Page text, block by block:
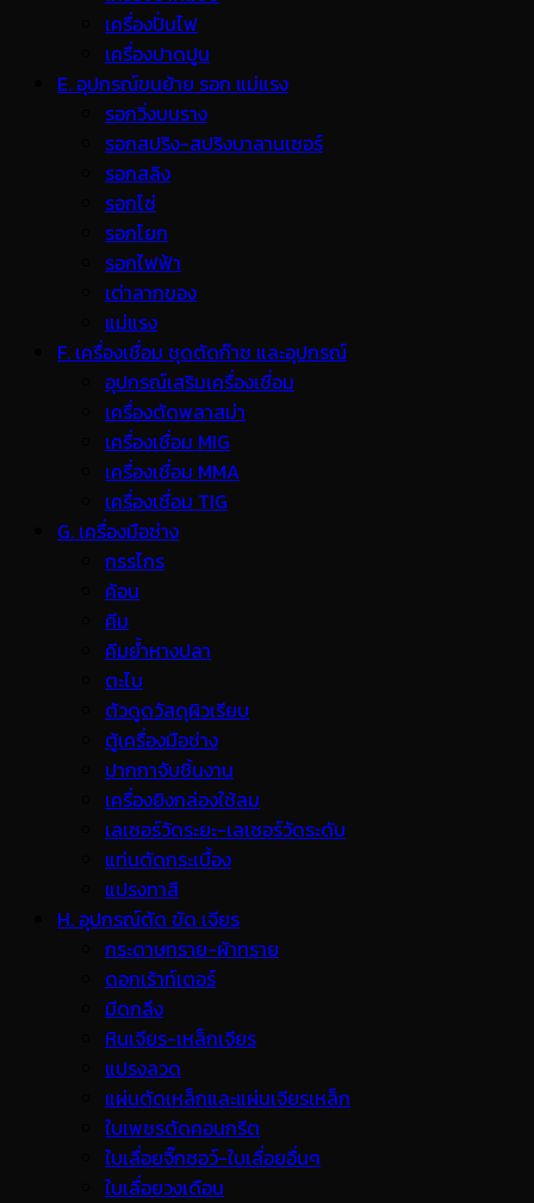
เครื่องปั่นไฟ
เครื่องปาดปูน
E. อุปกรณ์ขนย้าย รอก แม่แรง
รอกวิ่งบนราง
รอกสปริง-สปริงบาลานเซอร์
รอกสลิง
รอกโซ่
รอกโยก
รอกไฟฟ้า
เต่าลากของ
แม่แรง
F. เครื่องเชื่อม ชุดตัดก๊าซ และอุปกรณ์
อุปกรณ์เสริมเครื่องเชื่อม
เครื่องตัดพลาสม่า
เครื่องเชื่อม MIG
เครื่องเชื่อม MMA
เครื่องเชื่อม TIG
G. เครื่องมือช่าง
กรรไกร
ค้อน
คีม
คีมย้ำหางปลา
ตะไบ
ตัวดูดวัสดุผิวเรียบ
ตู้เครื่องมือช่าง
ปากกาจับชิ้นงาน
เครื่องยิงกล่องใช้ลม
เลเซอร์วัดระยะ-เลเซอร์วัดระดับ
แท่นตัดกระเบื้อง
แปรงทาสี
H. อุปกรณ์ตัด ขัด เจียร
กระดาษทราย-ผ้าทราย
ดอกเร้าท์เตอร์
มีดกลึง
หินเจียร-เหล็กเจียร
แปรงลวด
แผ่นตัดเหล็กและแผ่นเจียรเหล็ก
ใบเพชรตัดคอนกรีต
ใบเลื่อยจิ๊กซอว์-ใบเลื่อยอื่นๆ
ใบเลื่อยวงเดือน